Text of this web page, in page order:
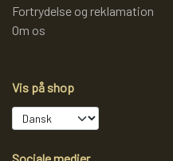
Fortrydelse og reklamation
Om os
Vis på shop